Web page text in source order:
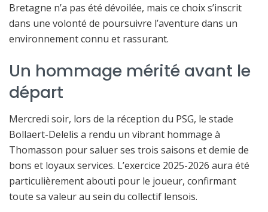
Bretagne n’a pas été dévoilée, mais ce choix s’inscrit
dans une volonté de poursuivre l’aventure dans un
environnement connu et rassurant.
Un hommage mérité avant le
départ
Mercredi soir, lors de la réception du PSG, le stade
Bollaert-Delelis a rendu un vibrant hommage à
Thomasson pour saluer ses trois saisons et demie de
bons et loyaux services. L’exercice 2025-2026 aura été
particulièrement abouti pour le joueur, confirmant
toute sa valeur au sein du collectif lensois.